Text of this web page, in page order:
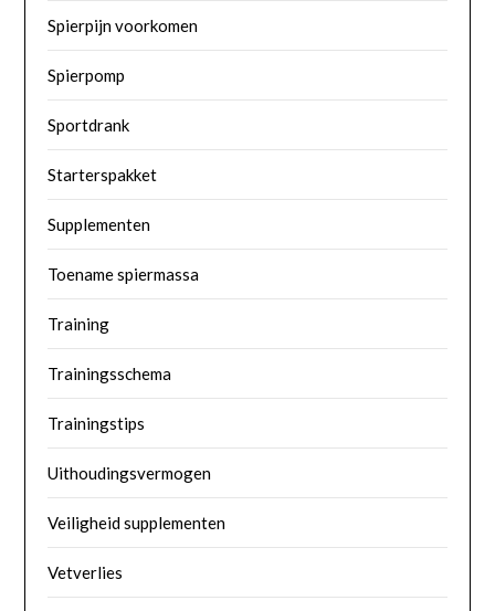
Spierpijn voorkomen
Spierpomp
Sportdrank
Starterspakket
Supplementen
Toename spiermassa
Training
Trainingsschema
Trainingstips
Uithoudingsvermogen
Veiligheid supplementen
Vetverlies